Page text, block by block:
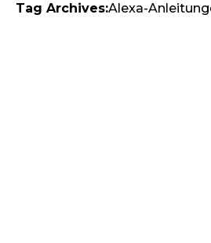
Shop
Tag Archives:Alexa-